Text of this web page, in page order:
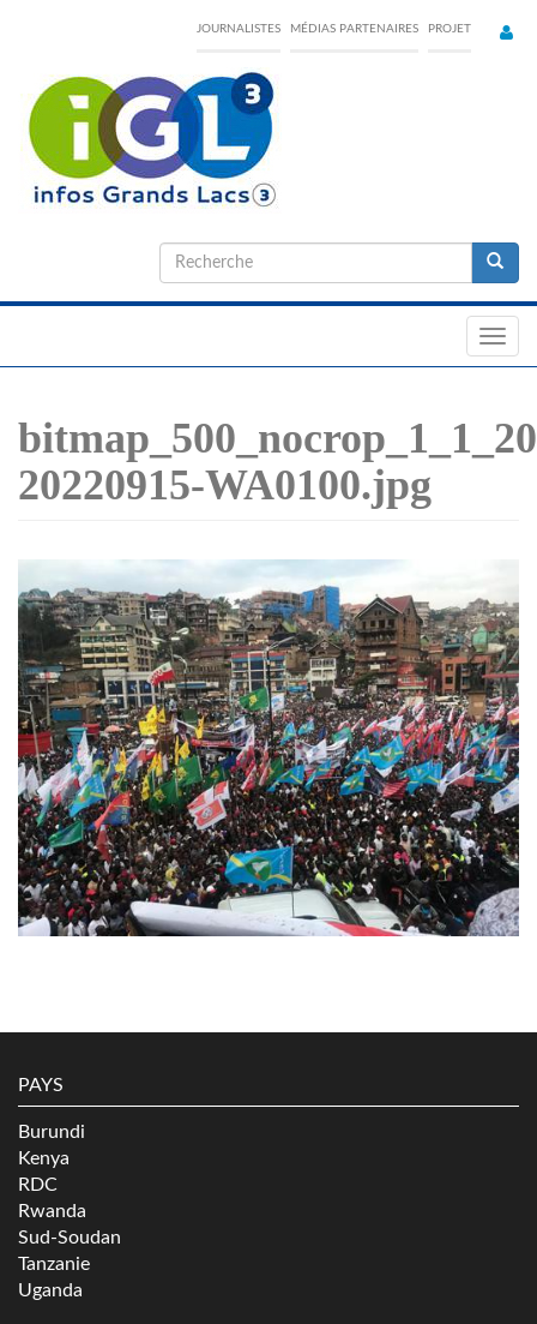
content
JOURNALISTES MÉDIAS PARTENAIRES PROJET
Formulaire
de
20220915-WA0100.jpg
PAYS
Burundi
Kenya
RDC
Rwanda
Sud-Soudan
Tanzanie
Uganda